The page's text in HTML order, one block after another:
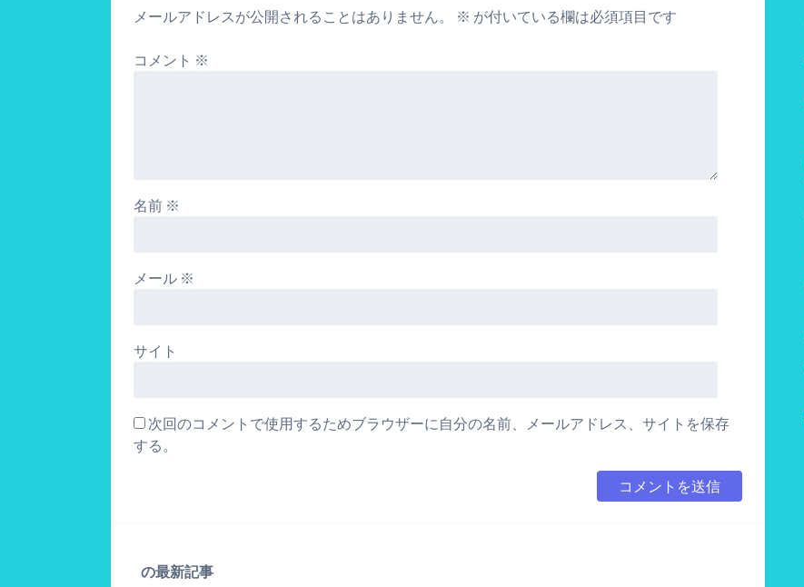
メールアドレスが公開されることはありません。 ※ が付いている欄は必須項目です
コメント ※
名前 ※
メール ※
サイト
次回のコメントで使用するためブラウザーに自分の名前、メールアドレス、サイトを保存
する。
の最新記事